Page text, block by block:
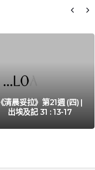
《清晨妥拉》第21週 (四) |
出埃及記 31 : 13-17